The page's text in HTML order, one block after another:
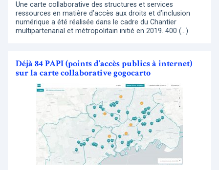
Une carte collaborative des structures et services
ressources en matière d’accès aux droits et d’inclusion
numérique a été réalisée dans le cadre du Chantier
multipartenarial et métropolitain initié en 2019. 400 (…)
Déjà 84 PAPI (points d’accès publics à internet)
sur la carte collaborative gogocarto